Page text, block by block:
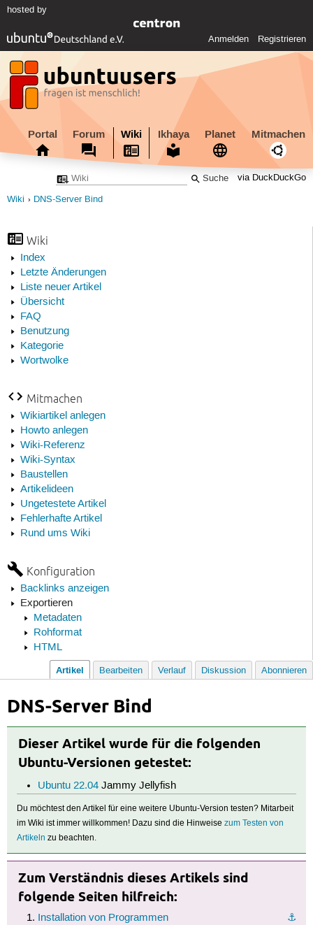
hosted by
Anmelden Registrieren
Portal Forum Wiki Ikhaya Planet Mitmachen
via DuckDuckGo
Wiki DNS-Server Bind
Wiki
Index
Letzte Änderungen
Liste neuer Artikel
Übersicht
FAQ
Benutzung
Kategorie
Wortwolke
Mitmachen
Wikiartikel anlegen
Howto anlegen
Wiki-Referenz
Wiki-Syntax
Baustellen
Artikelideen
Ungetestete Artikel
Fehlerhafte Artikel
Rund ums Wiki
Konfiguration
Backlinks anzeigen
Exportieren
Metadaten
Rohformat
HTML
Artikel Bearbeiten Verlauf Diskussion Abonnieren
DNS-Server Bind
Dieser Artikel wurde für die folgenden
Ubuntu-Versionen getestet:
Ubuntu 22.04Jammy Jellyfish
Du möchtest den Artikel für eine weitere Ubuntu-Version testen? Mitarbeit
im Wiki ist immer willkommen! Dazu sind die Hinweisezum Testen von
Artikeln zu beachten.
Zum Verständnis dieses Artikels sind
folgende Seiten hilfreich:
⚓︎
Installation von Programmen